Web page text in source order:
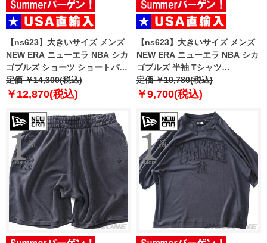
【ns623】大きいサイズ メンズ
NEW ERA ニューエラ NBA シカ
ゴブルズ ショーツ ショートパン
ツ ハーフパンツ NBA CHICAGO
BULLS BLACK SHORTS USA直
定価 ￥14,300(税込)
￥12,870(税込)
【ns623】大きいサイズ メンズ
NEW ERA ニューエラ NBA シカ
ゴブルズ 半袖 Tシャツ
CHICAGO BULLS NBA BLACK
OVERSIZED T-SHIRT USA直輸
定価 ￥10,780(税込)
￥9,700(税込)